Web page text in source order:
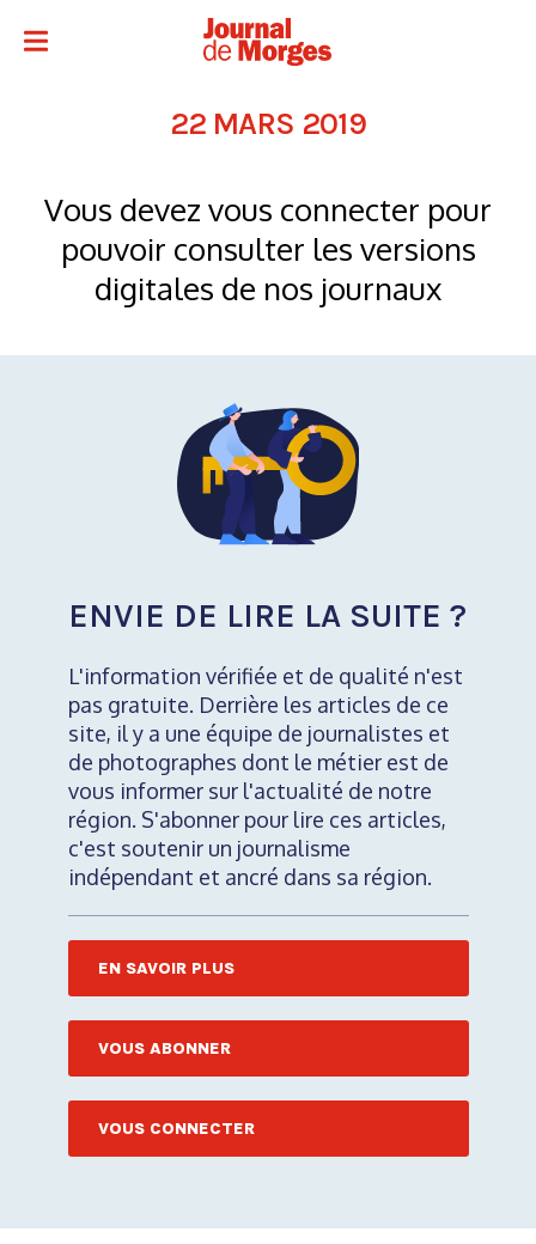
22 MARS 2019
Vous devez vous connecter pour
pouvoir consulter les versions
digitales de nos journaux
ENVIE DE LIRE LA SUITE ?
L'information vérifiée et de qualité n'est
pas gratuite. Derrière les articles de ce
site, il y a une équipe de journalistes et
de photographes dont le métier est de
vous informer sur l'actualité de notre
région. S'abonner pour lire ces articles,
c'est soutenir un journalisme
indépendant et ancré dans sa région.
EN SAVOIR PLUS
VOUS ABONNER
VOUS CONNECTER